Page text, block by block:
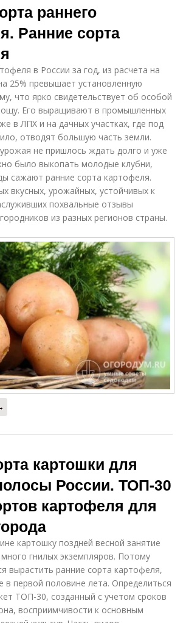
раннего
Ранние сорта
в России за год, из расчета на
25% превышает установленную
что ярко свидетельствует об особой
Его выращивают в промышленных
в ЛПХ и на дачных участках, где под
отводят большую часть земли.
не пришлось ждать долго и уже
было выкопать молодые клубни,
сажают ранние сорта картофеля.
вкусных, урожайных, устойчивых к
похвальные отзывы
из разных регионов страны.
картошки для
России. ТОП-30
картофеля для
картошку поздней весной занятие
гнилых экземпляров. Потому
вырастить ранние сорта картофеля,
в первой половине лета. Определиться
ТОП-30, созданный с учетом сроков
восприимчивости к основным